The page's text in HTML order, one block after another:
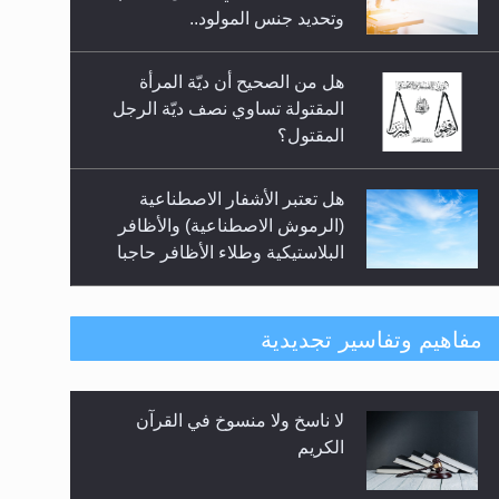
وتحديد جنس المولود..
هل من الصحيح أن ديّة المرأة
المقتولة تساوي نصف ديّة الرجل
المقتول؟
هل تعتبر الأشفار الاصطناعية
(الرموش الاصطناعية) والأظافر
البلاستيكية وطلاء الأظافر حاجبا
هل يُحسب حول الزكاة وفق السنة
الميلادية أو الهجرية؟
هل يجوز فتح مشروع كوافير نسائي
للمحجبات وغير المحجبات؟
مفاهيم وتفاسير تجديدية
لا ناسخ ولا منسوخ في القرآن
الكريم